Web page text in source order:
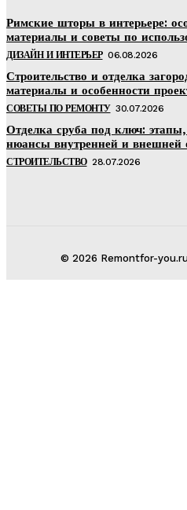
Римские шторы в интерьере:
материалы и советы по
ДИЗАЙН И ИНТЕРЬЕР 06.08.2026
Строительство и отделка
материалы и особенности
СОВЕТЫ ПО РЕМОНТУ 30.07.2026
Отделка сруба под ключ:
нюансы внутренней и внешней
СТРОИТЕЛЬСТВО 28.07.2026
© 2026 Remontfor-